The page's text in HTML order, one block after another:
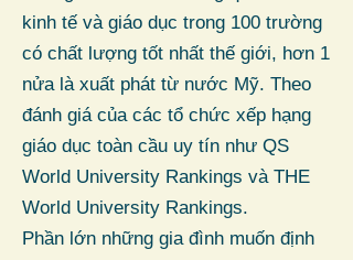
kinh tế và giáo dục trong 100 trường
có chất lượng tốt nhất thế giới, hơn 1
nửa là xuất phát từ nước Mỹ. Theo
đánh giá của các tổ chức xếp hạng
giáo dục toàn cầu uy tín như QS
World University Rankings và THE
World University Rankings.
Phần lớn những gia đình muốn định